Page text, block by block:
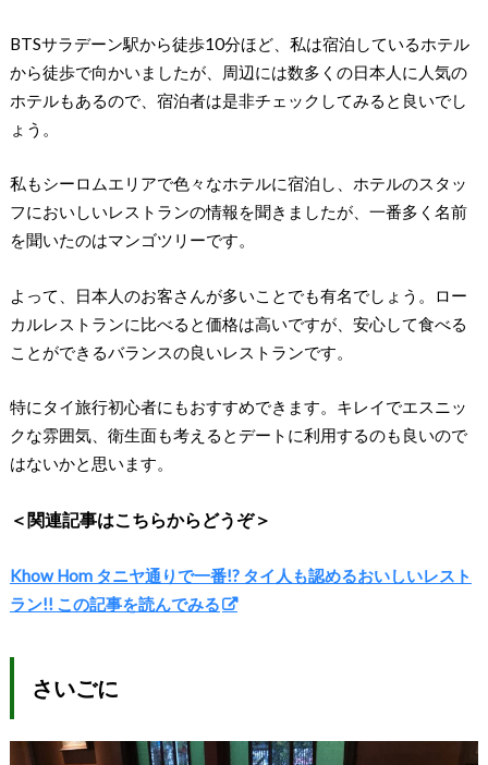
BTSサラデーン駅から徒歩10分ほど、私は宿泊しているホテル
から徒歩で向かいましたが、周辺には数多くの日本人に人気の
ホテルもあるので、宿泊者は是非チェックしてみると良いでし
ょう。
私もシーロムエリアで色々なホテルに宿泊し、ホテルのスタッ
フにおいしいレストランの情報を聞きましたが、一番多く名前
を聞いたのはマンゴツリーです。
よって、日本人のお客さんが多いことでも有名でしょう。ロー
カルレストランに比べると価格は高いですが、安心して食べる
ことができるバランスの良いレストランです。
特にタイ旅行初心者にもおすすめできます。キレイでエスニッ
クな雰囲気、衛生面も考えるとデートに利用するのも良いので
はないかと思います。
＜関連記事はこちらからどうぞ＞
Khow Hom タニヤ通りで一番!? タイ人も認めるおいしいレスト
ラン!! この記事を読んでみる
さいごに